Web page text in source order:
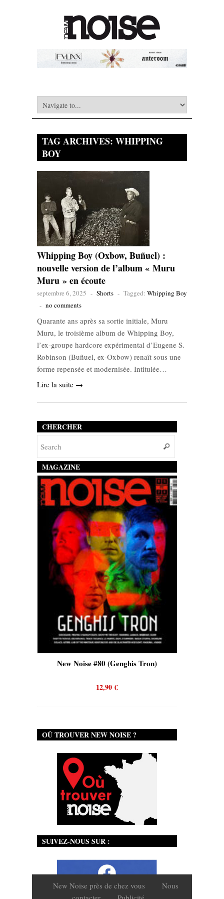
TAG ARCHIVES: WHIPPING
BOY
Whipping Boy (Oxbow, Buñuel) :
nouvelle version de l’album « Muru
Muru » en écoute
septembre 6, 2025 - Shorts - Tagged: Whipping Boy
- no comments
Quarante ans après sa sortie initiale, Muru
Muru, le troisième album de Whipping Boy,
l’ex-groupe hardcore expérimental d’Eugene S.
Robinson (Buñuel, ex-Oxbow) renaît sous une
forme repensée et modernisée. Intitulée…
Lire la suite →
CHERCHER
MAGAZINE
New Noise #80 (Genghis Tron)
12,90€
OÙ TROUVER NEW NOISE ?
SUIVEZ-NOUS SUR :
New Noise près de chez vous
Nous